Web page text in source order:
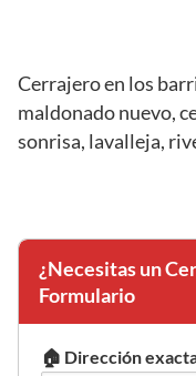
Cerrajero en los
maldonado nuevo,
sonrisa, lavalleja,
¿Necesitas un
Formulario
🏠 Dirección